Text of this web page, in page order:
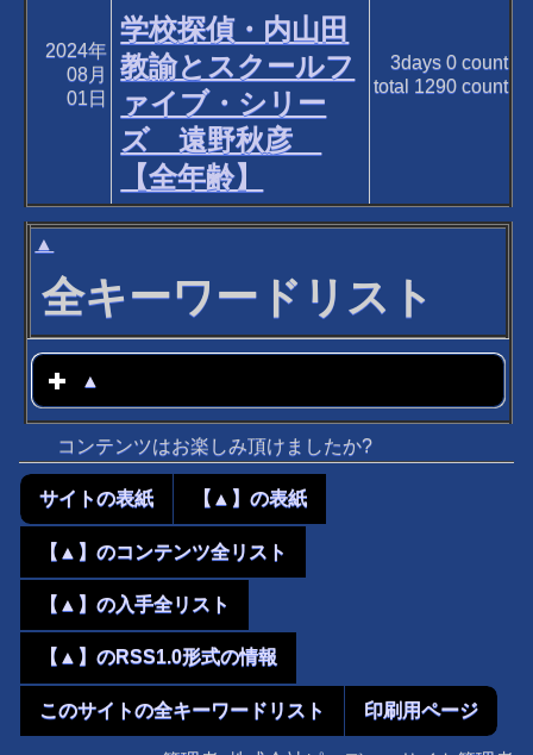
2024年
08月
01日
学校探偵・内山田
教諭とスクールフ
ァイブ・シリー
ズ 遠野秋彦
【全年齢】
3days 0count
total 1290count
▲
全キーワードリスト
▲
コンテンツはお楽しみ頂けましたか?
サイトの表紙 【▲】の表紙
【▲】のコンテンツ全リスト
【▲】の入手全リスト
【▲】のRSS1.0形式の情報
このサイトの全キーワードリスト 印刷用ページ